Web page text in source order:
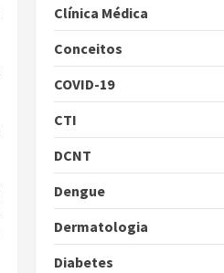
Clínica Médica
Conceitos
COVID-19
CTI
DCNT
Dengue
Dermatologia
Diabetes